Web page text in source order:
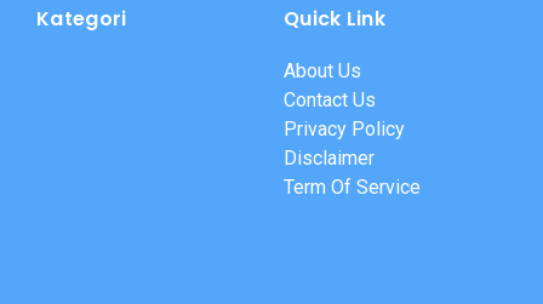
Kategori Quick Link
About Us
Contact Us
Privacy Policy
Disclaimer
Term Of Service